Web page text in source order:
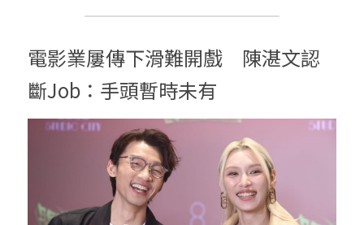
電影業屢傳下滑難開戲　陳湛文認
斷Job：手頭暫時未有